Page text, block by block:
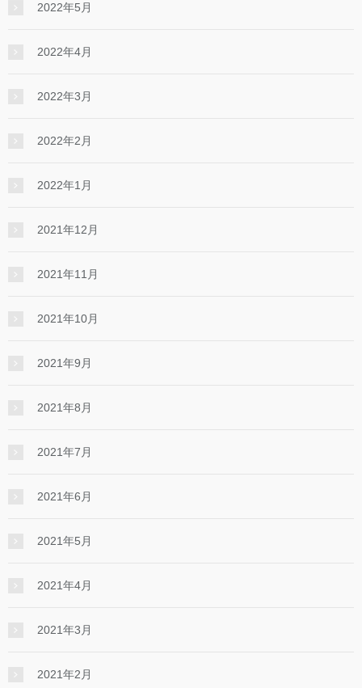
2022年5月
2022年4月
2022年3月
2022年2月
2022年1月
2021年12月
2021年11月
2021年10月
2021年9月
2021年8月
2021年7月
2021年6月
2021年5月
2021年4月
2021年3月
2021年2月